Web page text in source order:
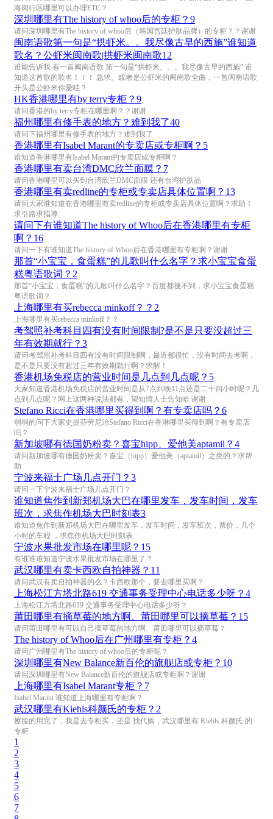
海闵行区哪里可以办理ETC？
深圳哪里有The history of whoo后的专柜？ 9
请问深圳哪里有The history of whoo后（韩国宫廷护肤品牌）的专柜？？谢谢
闽南语歌第一句是“拱虾米。。我尽像古早的西施”谁知道
歌名？公虾米闽南歌|拱虾米闽南歌12
谁能告诉我 有一首闽南语歌 第一句是“拱虾米。。。我尽像古早的西施” 谁
知道这首歌的歌名！！！ 急求。或者是公虾米的闽南歌全曲，一首闽南语歌
开头是公虾米你爱哇？
HK香港哪里有by terry专柜？ 9
请问香港的by terry专柜在哪里啊？？谢谢
福州哪里有修手表的地方？难到我了40
请问下福州哪里有修手表的地方？难到我了
香港哪里有Isabel Marant的专卖店或专柜啊？ 5
谁知道香港哪里有Isabel Marant的专卖店或专柜啊？
香港哪里有卖台湾DMC欣兰面膜？ 7
请问香港哪里可以买到台湾欣兰DMC面膜 还有台湾护肤品
香港哪里有卖redline的专柜或专卖店具体位置啊？ 13
请问大家谁知道在香港哪里有卖redline的专柜或专卖店具体位置啊？求助！
求引路求指導
请问下有谁知道The history of Whoo后在香港哪里有专柜
啊？ 16
请问一下有谁知道The history of Whoo后在香港哪里有专柜啊？谢谢
那首“小宝宝，食蛋糕”的儿歌叫什么名字？求小宝宝食蛋
糕粤语歌词？ 2
那首“小宝宝，食蛋糕”的儿歌叫什么名字？百度都搜不到，求小宝宝食蛋糕
粤语歌词？
上海哪里有买rebecca minkoff？？ 2
上海哪里有买rebecca minkoff？？
考驾照补考科目四有没有时间限制?是不是只要没超过三
年有效期就行？ 3
请问考驾照补考科目四有没有时间限制啊，最近都很忙，没有时间去考啊，
是不是只要没有超过三年有效期就行啊？求解！
香港机场免税店的营业时间是几点到几点呢？ 5
大家知道香港机场免税店的营业时间是从7点到晚11点还是二十四小时呢？几
点到几点呢？网上这两种说法都有，望知情人士告知哈 谢谢
Stefano Ricci在香港哪里买得到啊？有专卖店吗？ 6
弱弱的问下大家史提芬劳尼治Stefano Ricci在香港哪里买得到啊？有专卖店
吗？
新加坡哪有德国奶粉卖？喜宝hipp、爱他美aptamil？ 4
请问新加坡哪有德国奶粉卖？喜宝（hipp）爱他美（aptamil）之类的？求帮
助
宁波来福士广场几点开门？ 3
请问一下宁波来福士广场几点开门？
谁知道焦作到新郑机场大巴在哪里发车，发车时间，发车
班次，求焦作机场大巴时刻表3
谁知道焦作到新郑机场大巴在哪里发车，发车时间，发车班次，票价，几个
小时的车程 ，求焦作机场大巴时刻表
宁波水果批发市场在哪里呢？ 15
有谁谁谁知道宁波水果批发市场在哪里了？
武汉哪里有卖卡西欧自拍神器？ 11
请问武汉有卖自拍神器的么？卡西欧那个，要去哪里买啊？
上海松江方塔北路619 交通事务受理中心电话多少呀？ 4
上海松江方塔北路619 交通事务受理中心电话多少呀？
莆田哪里有摘草莓的地方啊、莆田哪里可以摘草莓？ 15
请问莆田哪里有可以自己摘草莓的地方啊、莆田哪里可以摘草莓？
The history of Whoo后在广州哪里有专柜？ 4
请问广州哪里有The history of whoo后的专柜呢？
深圳哪里有New Balance新百伦的旗舰店或专柜？ 10
请问深圳哪里有New Balance新百伦的旗舰店或专柜啊？谢谢
上海哪里有Isabel Marant专柜？ 7
Isabel Marant 谁知道上海哪里有专柜啊？
武汉哪里有Kiehls科颜氏的专柜？ 2
擦脸的用完了，我是去专柜买，还是 找代购，武汉哪里有 Kiehls 科颜氏 的
专柜
1
2
3
4
5
6
7